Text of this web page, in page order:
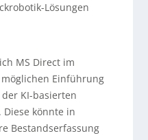
Lösungen
MS Direct im
Einführung
KI-basierten
könnte in
Bestandserfassung